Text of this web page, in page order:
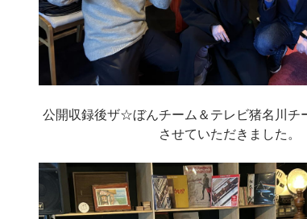
公開収録後ザ☆ぼんチーム＆テレビ猪名川チ
させていただきました。